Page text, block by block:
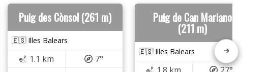
Puig des Cònsol (261 m)
🇪🇸 Illes Balears
1.1 km
7°
Puig de Can Mariano
(211 m)
🇪🇸 Illes Balears